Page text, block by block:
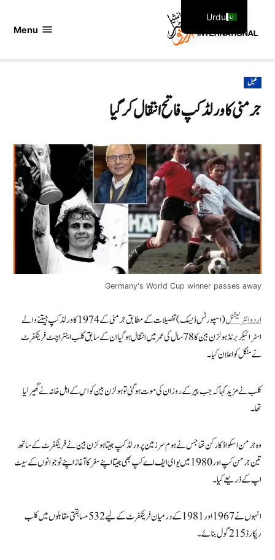
Menu
POSTED
IN
کھیل
جرمنی کا ورلڈ کپ فاتح انتقال کر گیا
Germany's World Cup winner passes away
اردو انٹرنیشنل
(اسپورٹس ڈیسک) تفصیلات کے مطابق جرمنی کے 1974 کا ورلڈ کپ جیتنے والے
اسٹرائیکر برنڈ ہولزن بین کا 78 سال کی عمر میں انتقال ہو گیا ان کے سابق کلب اینٹراچٹ فرینکفرٹ
نے منگل کو اعلان کیا۔
کلب نے مزید کہا کہ جب پیر کے روز ان کی موت ہو گئی تو ہولزن بین کو اس کے اہل خانہ نے گھیر لیا
تھا۔
وہ جرمن اسکواڈ کا رکن تھا جس نے ہوم سرزمین پر ورلڈ کپ جیتا ہولزن بین نے فرینکفرٹ کے ساتھ
تین جرمن کپ اور 1980 میں یو ای ایف اے کپ بھی جیتا اپنے سفر کا آغاز اپنے نوجوانوں کے سیٹ
اپ کے ذریعے کیا۔
انہوں نے 1967 اور 1981 کے درمیان فرینکفرٹ کے لیے 532 مسابقتی مقابلوں میں کلب
ریکارڈ 215 گول بنائے۔
Urdu
English